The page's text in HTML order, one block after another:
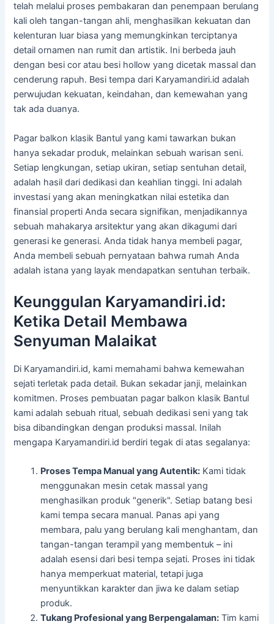
telah melalui proses pembakaran dan penempaan berulang
kali oleh tangan-tangan ahli, menghasilkan kekuatan dan
kelenturan luar biasa yang memungkinkan terciptanya
detail ornamen nan rumit dan artistik. Ini berbeda jauh
dengan besi cor atau besi hollow yang dicetak massal dan
cenderung rapuh. Besi tempa dari Karyamandiri.id adalah
perwujudan kekuatan, keindahan, dan kemewahan yang
tak ada duanya.
Pagar balkon klasik Bantul yang kami tawarkan bukan
hanya sekadar produk, melainkan sebuah warisan seni.
Setiap lengkungan, setiap ukiran, setiap sentuhan detail,
adalah hasil dari dedikasi dan keahlian tinggi. Ini adalah
investasi yang akan meningkatkan nilai estetika dan
finansial properti Anda secara signifikan, menjadikannya
sebuah mahakarya arsitektur yang akan dikagumi dari
generasi ke generasi. Anda tidak hanya membeli pagar,
Anda membeli sebuah pernyataan bahwa rumah Anda
adalah istana yang layak mendapatkan sentuhan terbaik.
Keunggulan Karyamandiri.id:
Ketika Detail Membawa
Senyuman Malaikat
Di Karyamandiri.id, kami memahami bahwa kemewahan
sejati terletak pada detail. Bukan sekadar janji, melainkan
komitmen. Proses pembuatan pagar balkon klasik Bantul
kami adalah sebuah ritual, sebuah dedikasi seni yang tak
bisa dibandingkan dengan produksi massal. Inilah
mengapa Karyamandiri.id berdiri tegak di atas segalanya:
Proses Tempa Manual yang Autentik: Kami tidak
menggunakan mesin cetak massal yang
menghasilkan produk "generik". Setiap batang besi
kami tempa secara manual. Panas api yang
membara, palu yang berulang kali menghantam, dan
tangan-tangan terampil yang membentuk – ini
adalah esensi dari besi tempa sejati. Proses ini tidak
hanya memperkuat material, tetapi juga
menyuntikkan karakter dan jiwa ke dalam setiap
produk.
Tukang Profesional yang Berpengalaman: Tim kami